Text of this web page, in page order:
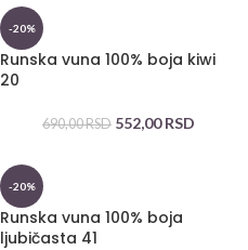
-20%
Runska vuna 100% boja kiwi
20
690,00RSD 552,00RSD
-20%
Runska vuna 100% boja
ljubičasta 41